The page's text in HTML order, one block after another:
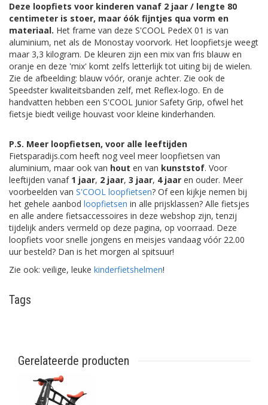
Deze loopfiets voor kinderen vanaf 2 jaar / lengte 80
centimeter is stoer, maar óók fijntjes qua vorm en
materiaal. Het frame van deze S'COOL PedeX 01 is van
aluminium, net als de Monostay voorvork. Het loopfietsje weegt
maar 3,3 kilogram. De kleuren zijn een mix van fris blauw en
oranje en deze 'mix' komt zelfs letterlijk tot uiting bij de wielen.
Zie de afbeelding: blauw vóór, oranje achter. Zie ook de
Speedster kwaliteitsbanden zelf, met Reflex-logo. En de
handvatten hebben een S'COOL Junior Safety Grip, ofwel het
fietsje biedt veilige houvast voor kleine kinderhanden.
P.S. Meer loopfietsen, voor alle leeftijden
Fietsparadijs.com heeft nog veel meer loopfietsen van
aluminium, maar ook van hout en van kunststof. Voor
leeftijden vanaf 1 jaar, 2 jaar, 3 jaar, 4 jaar en ouder. Meer
voorbeelden van S'COOL loopfietsen? Of een kijkje nemen bij
het gehele aanbod loopfietsen in alle prijsklassen? Alle fietsjes
en alle andere fietsaccessoires in deze webshop zijn, tenzij
tijdelijk anders vermeld op deze pagina, op voorraad. Deze
loopfiets voor snelle jongens en meisjes vandaag vóór 22.00
uur besteld? Dan is het morgen al spitsuur!
Zie ook: veilige, leuke kinderfietshelmen!
Tags
Gerelateerde producten